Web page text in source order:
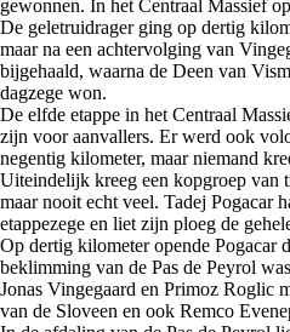
gewonnen. In het Centraal Massief
De geletruidrager ging op dertig
maar na een achtervolging van
bijgehaald, waarna de Deen van
dagzege won.
De elfde etappe in het Centraal
zijn voor aanvallers. Er werd ook
negentig kilometer, maar niemand
Uiteindelijk kreeg een kopgroep van
maar nooit echt veel. Tadej Pogacar
etappezege en liet zijn ploeg de
Op dertig kilometer opende Pogacar
beklimming van de Pas de Peyrol
Jonas Vingegaard en Primoz Roglic
van de Sloveen en ook Remco